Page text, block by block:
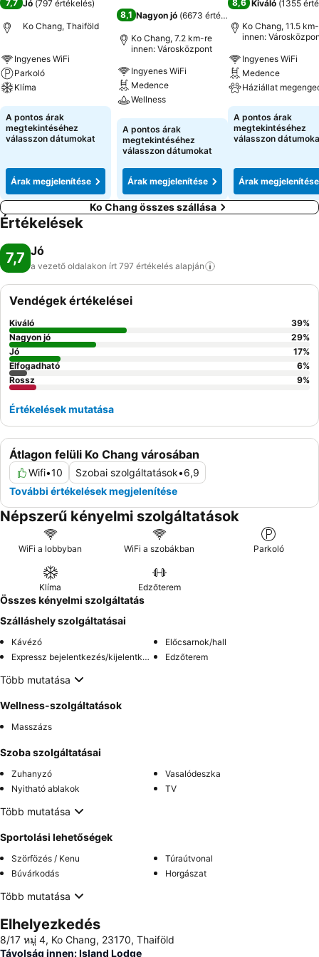
7,7 Jó (797 értékelés)
Ko Chang, Thaiföld
Ingyenes WiFi
Parkoló
Klíma
Árak megjelenítése
A pontos árak
megtekintéséhez
válasszon dátumokat
Árak megjelenítése
8,1 Nagyon jó (6673 értékelés
Ko Chang, 7.2 km-re
innen: Városközpont
Ingyenes WiFi
Medence
Wellness
Árak megjelenítése
A pontos árak
megtekintéséhez
válasszon dátumokat
Árak megjelenítése
8,6 Kiváló (1355
Ko Chang, 11.5
innen:
Ingyenes WiFi
Medence
Háziállat
Árak
A pontos árak
megtekintéséhez
válasszon
Árak megjelenítése
Ko Chang összes szállása
Értékelések
7,7 Jó
a vezető oldalakon írt 797 értékelés alapján
Átlagon felüli Ko Chang városában
Wifi•10 Szobai szolgáltatások•6,9
További értékelések megjelenítése
Vendégek értékelései
Kiváló 39%
Nagyon jó
29%
Jó
17%
Elfogadható
6%
Rossz
9%
Értékelések mutatása
Népszerű kényelmi szolgáltatások
WiFi a lobbyban WiFi a szobákban Parkoló
Klíma Edzőterem
Összes kényelmi szolgáltatás
Szálláshely szolgáltatásai
Kávézó
Előcsarnok/hall
Expressz bejelentkezés/kijelentkezés
Edzőterem
Több mutatása
Wellness-szolgáltatások
Masszázs
Szoba szolgáltatásai
Zuhanyzó
Vasalódeszka
Nyitható ablakok
TV
Több mutatása
Sportolási lehetőségek
Szörfözés / Kenu
Túraútvonal
Búvárkodás
Horgászat
Több mutatása
Elhelyezkedés
8/17 หมู่ 4, Ko Chang, 23170, Thaiföld
Távolság innen: Island Lodge